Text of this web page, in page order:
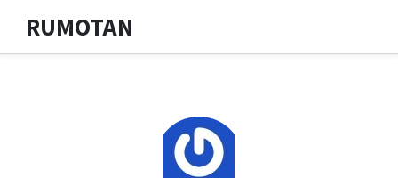
RUMOTAN